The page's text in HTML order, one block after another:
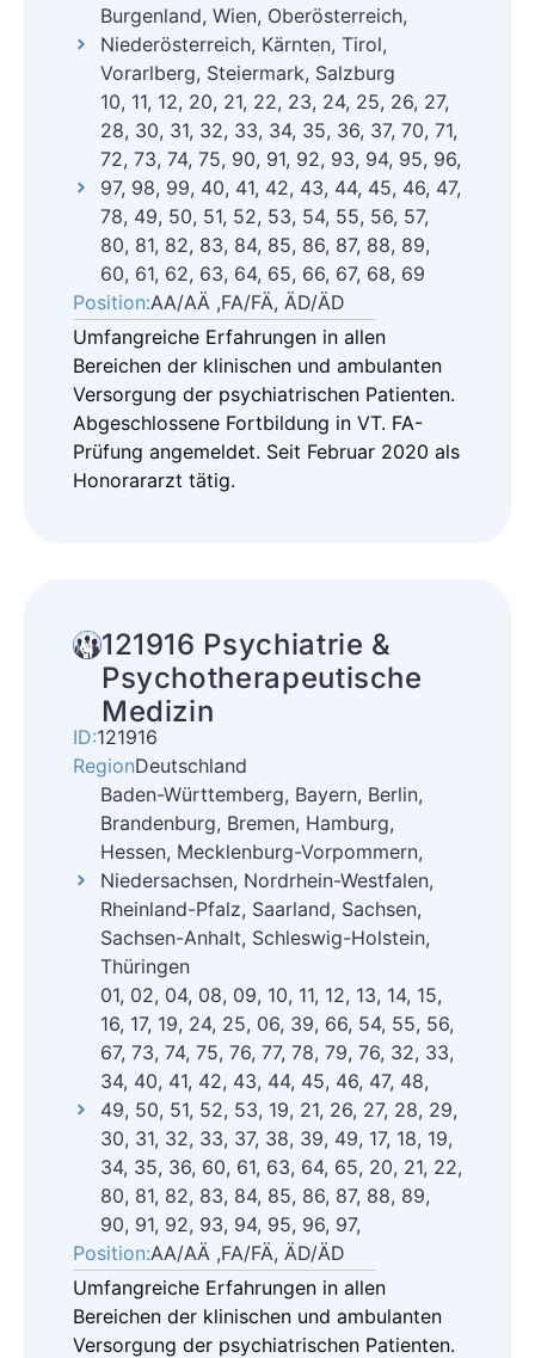
Burgenland, Wien, Oberösterreich,
Niederösterreich, Kärnten, Tirol,
Vorarlberg, Steiermark, Salzburg
10, 11, 12, 20, 21, 22, 23, 24, 25, 26, 27,
28, 30, 31, 32, 33, 34, 35, 36, 37, 70, 71,
72, 73, 74, 75, 90, 91, 92, 93, 94, 95, 96,
97, 98, 99, 40, 41, 42, 43, 44, 45, 46, 47,
78, 49, 50, 51, 52, 53, 54, 55, 56, 57,
80, 81, 82, 83, 84, 85, 86, 87, 88, 89,
60, 61, 62, 63, 64, 65, 66, 67, 68, 69
Position:AA/AÄ ,FA/FÄ, ÄD/ÄD
Umfangreiche Erfahrungen in allen
Bereichen der klinischen und ambulanten
Versorgung der psychiatrischen Patienten.
Abgeschlossene Fortbildung in VT. FA-
Prüfung angemeldet. Seit Februar 2020 als
Honorararzt tätig.
121916 Psychiatrie &
Psychotherapeutische
Medizin
ID:121916
RegionDeutschland
Baden-Württemberg, Bayern, Berlin,
Brandenburg, Bremen, Hamburg,
Hessen, Mecklenburg-Vorpommern,
Niedersachsen, Nordrhein-Westfalen,
Rheinland-Pfalz, Saarland, Sachsen,
Sachsen-Anhalt, Schleswig-Holstein,
Thüringen
01, 02, 04, 08, 09, 10, 11, 12, 13, 14, 15,
16, 17, 19, 24, 25, 06, 39, 66, 54, 55, 56,
67, 73, 74, 75, 76, 77, 78, 79, 76, 32, 33,
34, 40, 41, 42, 43, 44, 45, 46, 47, 48,
49, 50, 51, 52, 53, 19, 21, 26, 27, 28, 29,
30, 31, 32, 33, 37, 38, 39, 49, 17, 18, 19,
34, 35, 36, 60, 61, 63, 64, 65, 20, 21, 22,
80, 81, 82, 83, 84, 85, 86, 87, 88, 89,
90, 91, 92, 93, 94, 95, 96, 97,
Position:AA/AÄ ,FA/FÄ, ÄD/ÄD
Umfangreiche Erfahrungen in allen
Bereichen der klinischen und ambulanten
Versorgung der psychiatrischen Patienten.